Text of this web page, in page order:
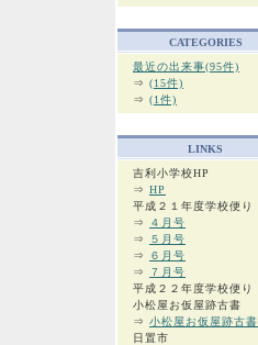
CATEGORIES
最近の出来事(95件)
⇒ (15件)
⇒ (1件)
LINKS
吉利小学校HP
⇒ HP
平成２１年度学校便り
⇒
４月号
⇒
５月号
⇒
６月号
⇒
７月号
平成２２年度学校便り
小松屋お仮屋跡古書
⇒ 小松屋お仮屋跡古書
日置市